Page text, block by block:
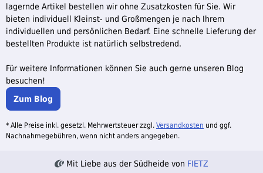
lagernde Artikel bestellen wir ohne Zusatzkosten für Sie. Wir
bieten individuell Kleinst- und Großmengen je nach Ihrem
individuellen und persönlichen Bedarf. Eine schnelle Lieferung der
bestellten Produkte ist natürlich selbstredend.
Für weitere Informationen können Sie auch gerne unseren Blog
besuchen!
Zum Blog
* Alle Preise inkl. gesetzl. Mehrwertsteuer zzgl. Versandkosten und ggf.
Nachnahmegebühren, wenn nicht anders angegeben.
Mit Liebe aus der Südheide von FIETZ